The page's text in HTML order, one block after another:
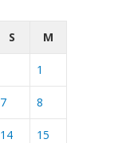
S M
1
7 8
14 15